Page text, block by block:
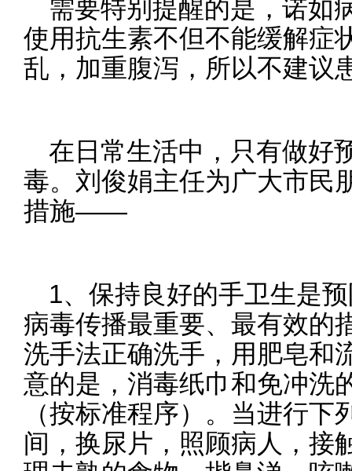
需要特别提醒的是，诺如
使用抗生素不但不能缓解症
乱，加重腹泻，所以不建议
在日常生活中，只有做好
毒。刘俊娟主任为广大市民
措施——
1、保持良好的手卫生是
病毒传播最重要、最有效的
洗手法正确洗手，用肥皂和
意的是，消毒纸巾和免冲洗
（按标准程序）。当进行
间，换尿片，照顾病人，接